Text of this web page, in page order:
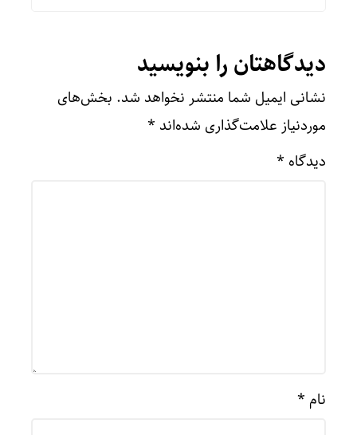
دیدگاهتان را بنویسید
نشانی ایمیل شما منتشر نخواهد شد. بخش‌های
موردنیاز علامت‌گذاری شده‌اند *
دیدگاه *
نام *